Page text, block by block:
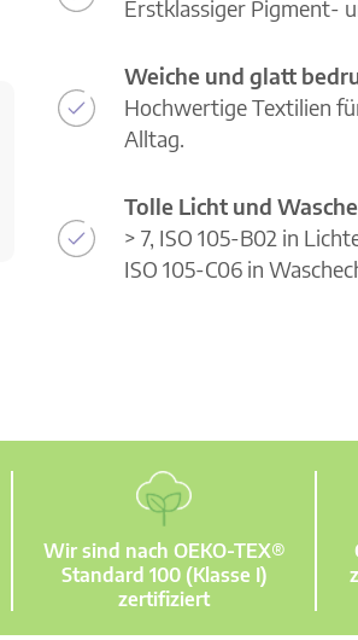
Erstklassiger Pigment-
Weiche und glatt
Hochwertige Textilien
Alltag.
Tolle Licht und
> 7, ISO 105-B02 in
ISO 105-C06 in
Wir sind nach OEKO-TEX®
Standard 100 (Klasse I)
zertifiziert